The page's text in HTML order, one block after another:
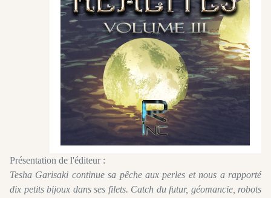
Présentation de l'éditeur :
Tesha Garisaki continue sa pêche aux perles et nous a rapporté
dix petits bijoux dans ses filets. Catch du futur, géomancie, robots